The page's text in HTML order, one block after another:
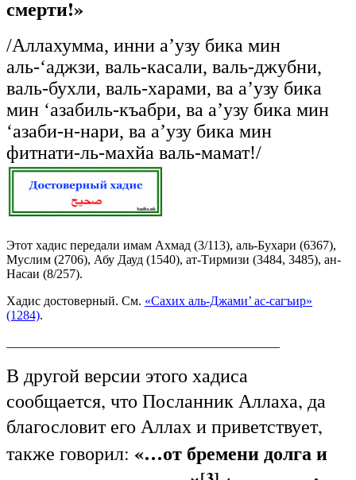
смерти!»
/Аллахумма, инни а’узу бика мин
аль-‘аджзи, валь-касали, валь-джубни,
валь-бухли, валь-харами, ва а’узу бика
мин ‘азабиль-къабри, ва а’узу бика мин
‘азаби-н-нари, ва а’узу бика мин
фитнати-ль-махйа валь-мамат!/
Этот хадис передали имам Ахмад (3/113), аль-Бухари (6367),
Муслим (2706), Абу Дауд (1540), ат-Тирмизи (3484, 3485), ан-
Насаи (8/257).
Хадис достоверный. См. «Сахих аль-Джами’ ас-сагъир»
(1284).
В другой версии этого хадиса
сообщается, что Посланник Аллаха, да
благословит его Аллах и приветствует,
также говорил: «…от бремени долга и